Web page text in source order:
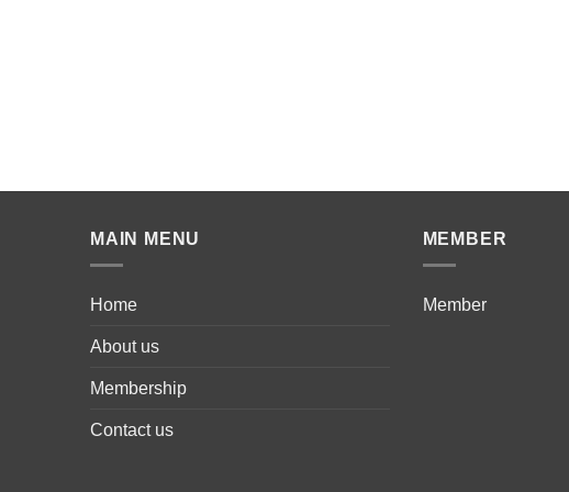
MAIN MENU
Home
About us
Membership
Contact us
MEMBER
Member